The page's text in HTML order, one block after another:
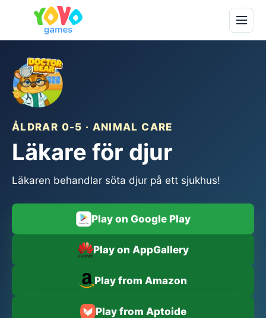
ÅLDRAR 0-5 · ANIMAL CARE
Läkare för djur
Läkaren behandlar söta djur på ett sjukhus!
Play on Google Play
Play on AppGallery
Play from Amazon
Play from Aptoide